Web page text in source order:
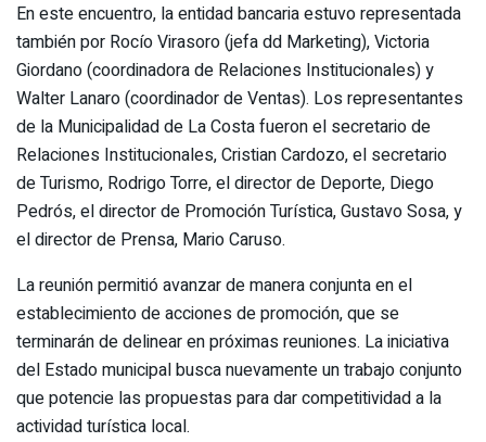
En este encuentro, la entidad bancaria estuvo representada
también por Rocío Virasoro (jefa dd Marketing), Victoria
Giordano (coordinadora de Relaciones Institucionales) y
Walter Lanaro (coordinador de Ventas). Los representantes
de la Municipalidad de La Costa fueron el secretario de
Relaciones Institucionales, Cristian Cardozo, el secretario
de Turismo, Rodrigo Torre, el director de Deporte, Diego
Pedrós, el director de Promoción Turística, Gustavo Sosa, y
el director de Prensa, Mario Caruso.
La reunión permitió avanzar de manera conjunta en el
establecimiento de acciones de promoción, que se
terminarán de delinear en próximas reuniones. La iniciativa
del Estado municipal busca nuevamente un trabajo conjunto
que potencie las propuestas para dar competitividad a la
actividad turística local.